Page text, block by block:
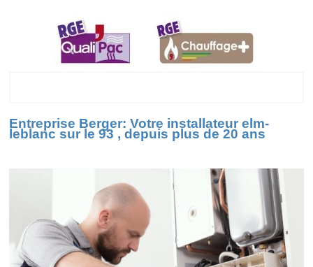
Entreprise Berger: Votre installateur elm-
leblanc sur le 93 , depuis plus de 20 ans